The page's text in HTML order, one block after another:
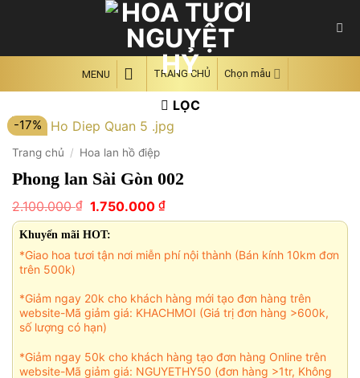
MENU TRANG CHỦ Chọn mẫu
LỌC
-17%
Trang chủ / Hoa lan hồ điệp
Phong lan Sài Gòn 002
2.100.000₫ Giá
gốc
là:
2.100.000 ₫.
1.750.000 ₫Giá
hiện
1.750.000 ₫.
Khuyến mãi HOT:
*Giao hoa tươi tận nơi miễn phí nội thành (Bán kính 10km đơn
trên 500k)
*Giảm ngay 20k cho khách hàng mới tạo đơn hàng trên
website-Mã giảm giá: KHACHMOI (Giá trị đơn hàng >600k,
số lượng có hạn)
*Giảm ngay 50k cho khách hàng tạo đơn hàng Online trên
website-Mã giảm giá: NGUYETHY50 (đơn hàng >1tr, Không